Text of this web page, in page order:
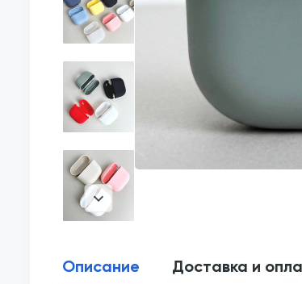
Описание Доставка и